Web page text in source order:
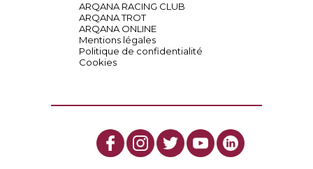
ARQANA RACING CLUB
ARQANA TROT
ARQANA ONLINE
Mentions légales
Politique de confidentialité
Cookies